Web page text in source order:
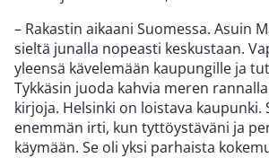
– Rakastin aikaani Suomessa. Asuin
sieltä junalla nopeasti keskustaan.
yleensä kävelemään kaupungille ja
Tykkäsin juoda kahvia meren
kirjoja. Helsinki on loistava kaupunki.
enemmän irti, kun tyttöystäväni ja
käymään. Se oli yksi parhaista